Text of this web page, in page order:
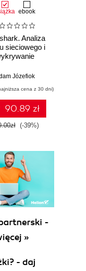
ebook
Analiza
sieciowego i
Józefiok
cena z 30 dni)
90.89 zł
(-39%)
-
»
- daj